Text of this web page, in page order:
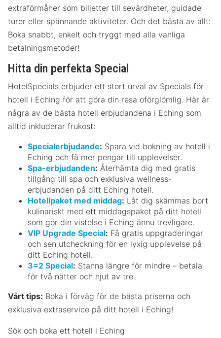
extraförmåner som biljetter till sevärdheter, guidade
turer eller spännande aktiviteter. Och det bästa av allt:
Boka snabbt, enkelt och tryggt med alla vanliga
betalningsmetoder!
Hitta din perfekta Special
HotelSpecials erbjuder ett stort urval av Specials för
hotell i Eching för att göra din resa oförglömlig. Här är
några av de bästa hotell erbjudandena i Eching som
alltid inkluderar frukost:
Specialerbjudande: Spara vid bokning av hotell i
Eching och få mer pengar till upplevelser.
Spa-erbjudanden: Återhämta dig med gratis
tillgång till spa och exklusiva wellness-
erbjudanden på ditt Eching hotell.
Hotellpaket med middag: Låt dig skämmas bort
kulinariskt med ett middagspaket på ditt hotell
som gör din vistelse i Eching ännu trevligare.
VIP Upgrade Special: Få gratis uppgraderingar
och sen utcheckning för en lyxig upplevelse på
ditt Eching hotell.
3=2 Special: Stanna längre för mindre – betala
för två nätter och njut av tre.
Vårt tips: Boka i förväg för de bästa priserna och
exklusiva extraservice på ditt hotell i Eching!
Sök och boka ett hotell i Eching